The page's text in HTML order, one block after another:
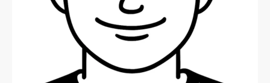
お問い合わせ